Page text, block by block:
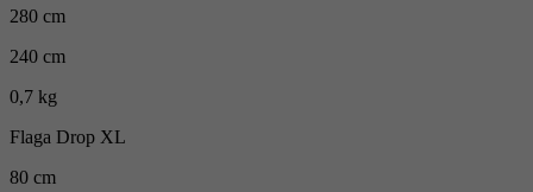
280 cm
240 cm
0,7 kg
Flaga Drop XL
80 cm